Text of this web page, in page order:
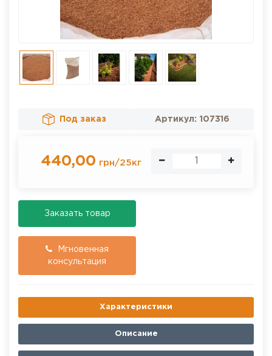
Под заказ Артикул: 107316
440,00 грн/25кг
Заказать товар
Мгновенная
консультация
Характеристики
Описание